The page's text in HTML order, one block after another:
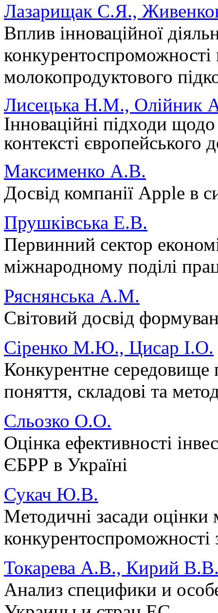
Лазарищак С.Я.,
Вплив інноваційної
конкурентоспроможності
молокопродуктового
Лисецька Н.М., Олійник
Інноваційні підходи
контексті європейського
Максименко А.В.
Досвід компанії Apple в
Прушківська Е.В.
Первинний сектор
міжнародному поділі
Ряснянська А.М.
Світовий досвід
Сіренко М.Ю., Цисар І.О.
Конкурентне середовище
поняття, складові та
Сльозко О.О.
Оцінка ефективності
ЄБРР в Україні
Сукач Ю.В.
Мeтодичнi зacaди оцiнки
конкурeнтоcпроможноcтi
Токарева А.В., Кирий
Анализ специфики и